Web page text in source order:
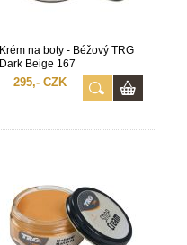
Krém na boty - Béžový TRG
Dark Beige 167
295,- CZK